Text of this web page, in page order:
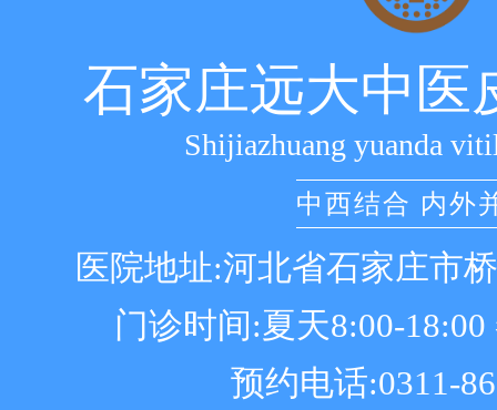
石家庄远大中医
Shijiazhuang yuanda
中西结合 内外
医院地址:河北省石家庄市
门诊时间:夏天8:00-18:00
预约电话:0311-